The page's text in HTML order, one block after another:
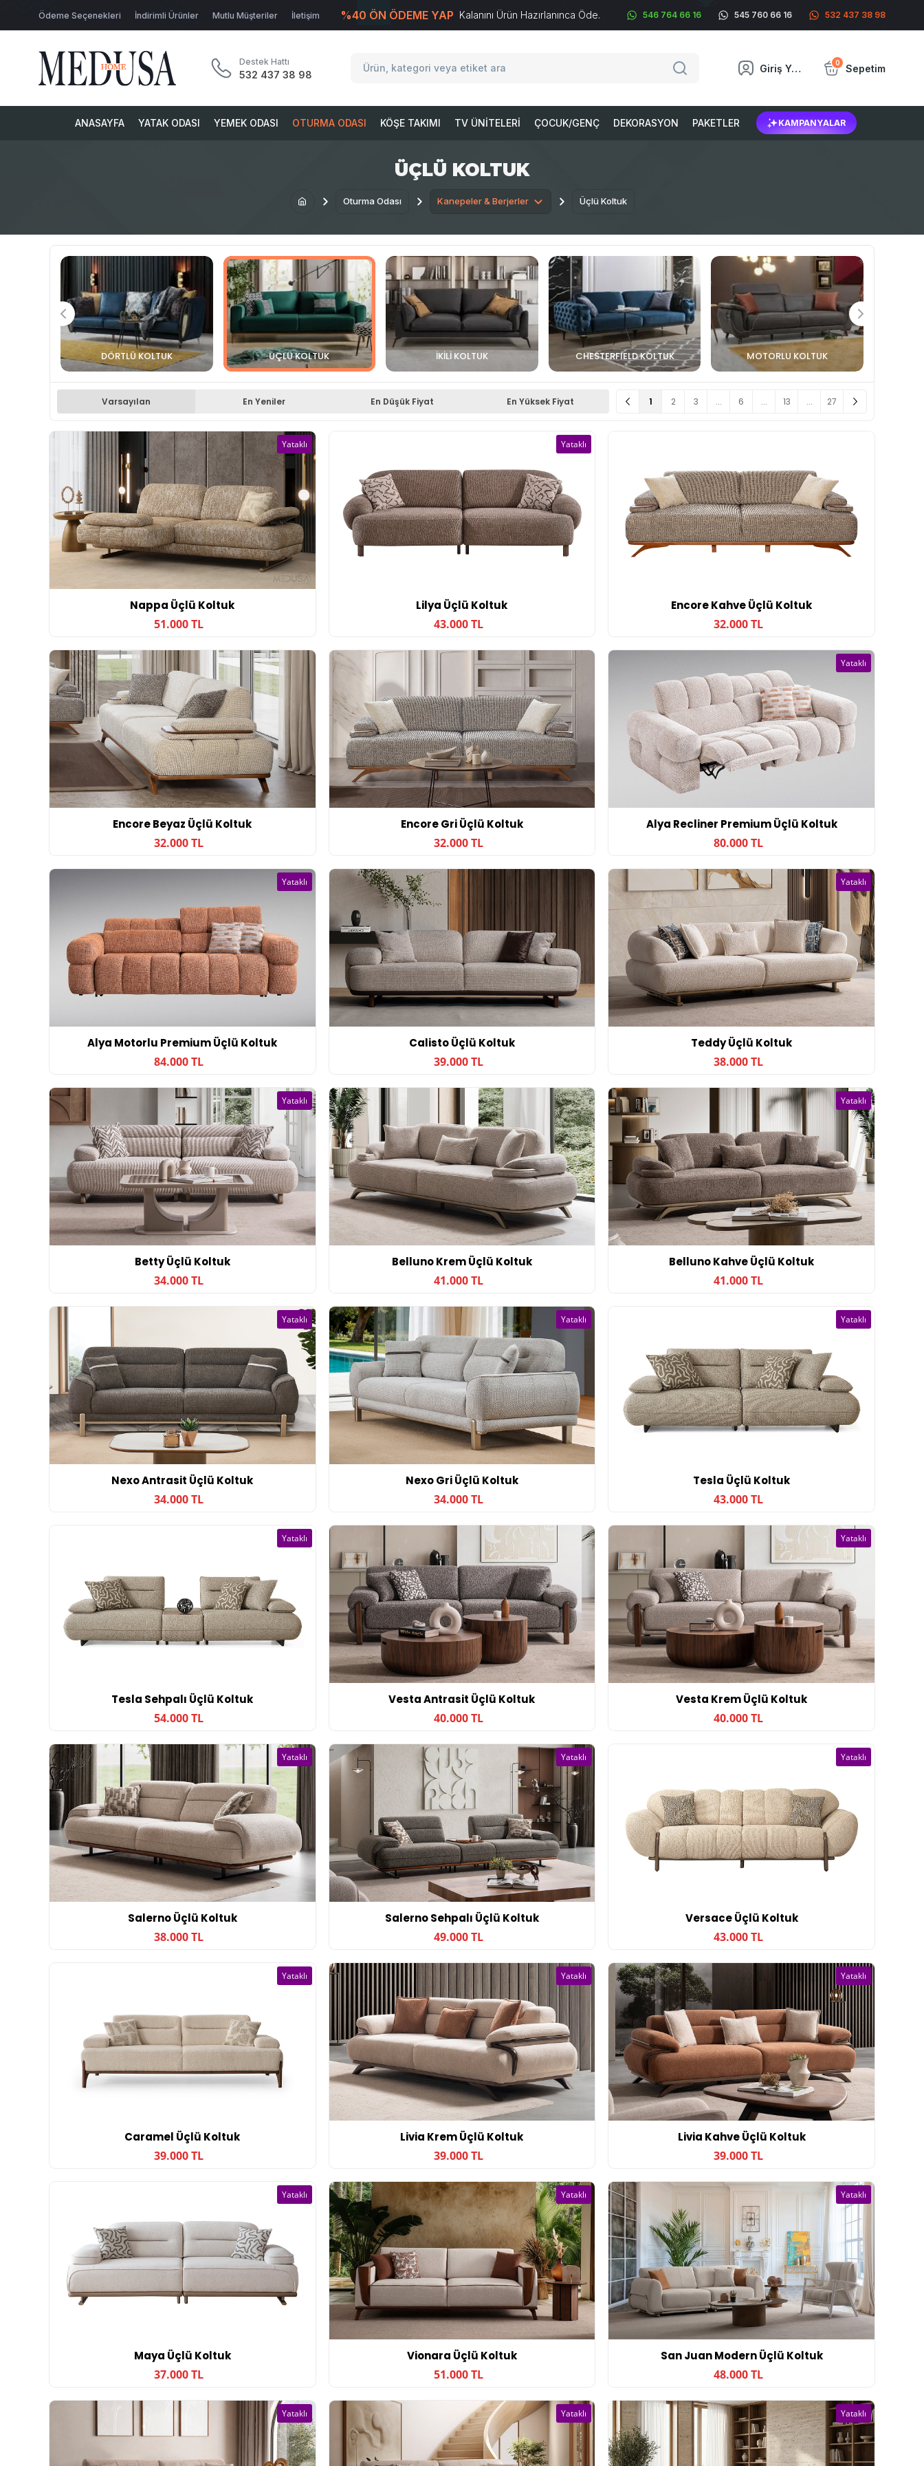
Ödeme Seçenekleri İndirimli Ürünler Mutlu Müşteriler İletişim %40 ÖN ÖDEME YAP Kalanını Ürün Hazırlanınca Öde. 546 764 66 16 545 760 66 16 532 437 38 98
Destek Hattı
532 437 38 98
Giriş Yap 0 Sepetim
ANASAYFA YATAK ODASI YEMEK ODASI OTURMA ODASI KÖŞE TAKIMI TV ÜNITELERI ÇOCUK/GENÇ DEKORASYON PAKETLER KAMPANYALAR
ÜÇLÜ KOLTUK
Oturma Odası Kanepeler & Berjerler Üçlü Koltuk
DÖRTLÜ KOLTUK ÜÇLÜ KOLTUK İKILI KOLTUK CHESTERFIELD KOLTUK MOTORLU KOLTUK
Varsayılan En Yeniler En Düşük Fiyat En Yüksek Fiyat 1 2 3 ... 6 ... 13 ... 27
Nappa Üçlü Koltuk
51.000 TL
Yataklı
Lilya Üçlü Koltuk
43.000 TL
Yataklı
Encore Kahve Üçlü Koltuk
32.000 TL
Encore Beyaz Üçlü Koltuk
32.000 TL
Encore Gri Üçlü Koltuk
32.000 TL
Alya Recliner Premium Üçlü Koltuk
80.000 TL
Yataklı
Alya Motorlu Premium Üçlü Koltuk
84.000 TL
Yataklı
Calisto Üçlü Koltuk
39.000 TL
Teddy Üçlü Koltuk
38.000 TL
Yataklı
Betty Üçlü Koltuk
34.000 TL
Yataklı
Belluno Krem Üçlü Koltuk
41.000 TL
Belluno Kahve Üçlü Koltuk
41.000 TL
Yataklı
Nexo Antrasit Üçlü Koltuk
34.000 TL
Yataklı
Nexo Gri Üçlü Koltuk
34.000 TL
Yataklı
Tesla Üçlü Koltuk
43.000 TL
Yataklı
Tesla Sehpalı Üçlü Koltuk
54.000 TL
Yataklı
Vesta Antrasit Üçlü Koltuk
40.000 TL
Vesta Krem Üçlü Koltuk
40.000 TL
Yataklı
Salerno Üçlü Koltuk
38.000 TL
Yataklı
Salerno Sehpalı Üçlü Koltuk
49.000 TL
Yataklı
Versace Üçlü Koltuk
43.000 TL
Yataklı
Caramel Üçlü Koltuk
39.000 TL
Yataklı
Livia Krem Üçlü Koltuk
39.000 TL
Yataklı
Livia Kahve Üçlü Koltuk
39.000 TL
Yataklı
Maya Üçlü Koltuk
37.000 TL
Yataklı
Vionara Üçlü Koltuk
51.000 TL
Yataklı
San Juan Modern Üçlü Koltuk
48.000 TL
Yataklı
Yataklı Yataklı Yataklı
T-Soft E-TicaretSistemleriyle Hazırlanmıştır.